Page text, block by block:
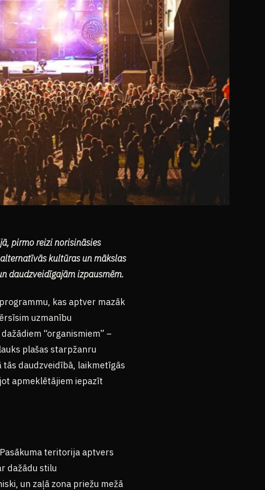
pirmo reizi norisināsies
kultūras un mākslas
daudzveidīgajām izpausmēm.
kas aptver mazāk
uzmanību
“organismiem” –
plašas starpžanru
daudzveidībā, laikmetīgās
apmeklētājiem iepazīt
teritorija aptvers
dažādu stilu
un zaļā zona priežu mežā